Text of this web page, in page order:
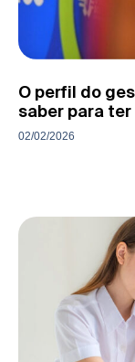
O perfil do
saber para
02/02/2026